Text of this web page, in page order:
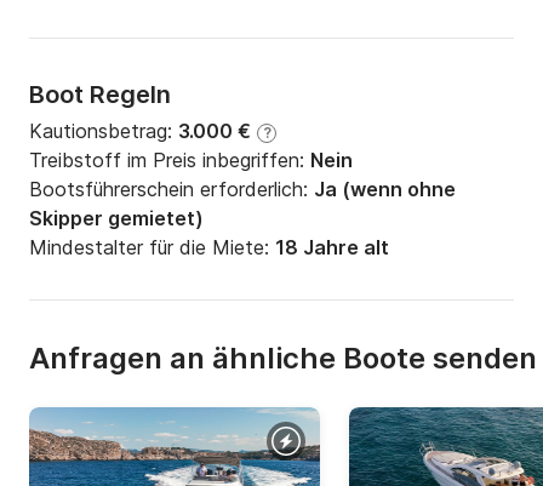
Boot Regeln
Kautionsbetrag: 3.000 € ?
Treibstoff im Preis inbegriffen: Nein
Bootsführerschein erforderlich: Ja (wenn ohne
Skipper gemietet)
Mindestalter für die Miete: 18 Jahre alt
Anfragen an ähnliche Boote senden